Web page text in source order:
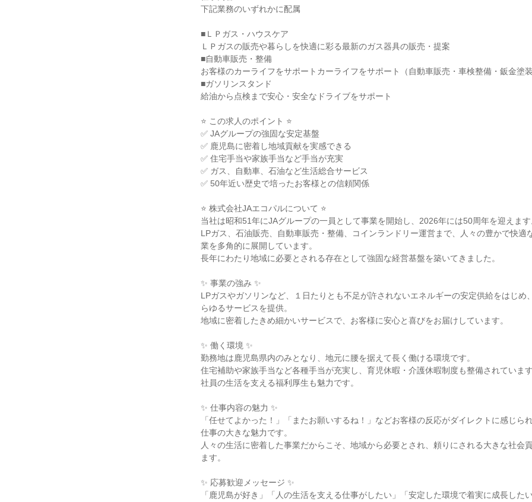
下記業務のいずれかに配属
■ＬＰガス・ハウスケア
ＬＰガスの販売や暮らしを快適に彩る最新のガス器具の販売・提案
■自動車販売・整備
お客様のカーライフをサポートカーライフをサポート（自動車販売・車検整備・鈑金塗
■ガソリンスタンド
給油から点検まで安心・安全なドライブをサポート
⭐ この求人のポイント ⭐
✅ JAグループの強固な安定基盤
✅ 鹿児島に密着し地域貢献を実感できる
✅ 住宅手当や家族手当など手当が充実
✅ ガス、自動車、石油など生活総合サービス
✅ 50年近い歴史で培ったお客様との信頼関係
⭐ 株式会社JAエコパルについて ⭐
当社は昭和51年にJAグループの一員として事業を開始し、2026年には50周年を迎えま
LPガス、石油販売、自動車販売・整備、コインランドリー運営まで、人々の豊かで快適
業を多角的に展開しています。
長年にわたり地域に必要とされる存在として強固な経営基盤を築いてきました。
✨ 事業の強み ✨
LPガスやガソリンなど、１日たりとも不足が許されないエネルギーの安定供給をはじめ
らゆるサービスを提供。
地域に密着したきめ細かいサービスで、お客様に安心と喜びをお届けしています。
✨ 働く環境 ✨
勤務地は鹿児島県内のみとなり、地元に腰を据えて長く働ける環境です。
住宅補助や家族手当など各種手当が充実し、育児休暇・介護休暇制度も整備されていま
社員の生活を支える福利厚生も魅力です。
✨ 仕事内容の魅力 ✨
「任せてよかった！」「またお願いするね！」などお客様の反応がダイレクトに感じら
仕事の大きな魅力です。
人々の生活に密着した事業だからこそ、地域から必要とされ、頼りにされる大きな社会
ます。
✨ 応募歓迎メッセージ ✨
「鹿児島が好き」「人の生活を支える仕事がしたい」「安定した環境で着実に成長した